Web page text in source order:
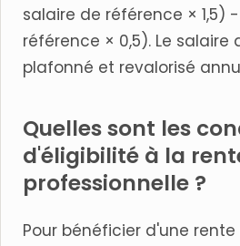
salaire de référence × 1,5)
référence × 0,5). Le salaire
plafonné et revalorisé
Quelles sont les
d'éligibilité à la
professionnelle ?
Pour bénéficier d'une